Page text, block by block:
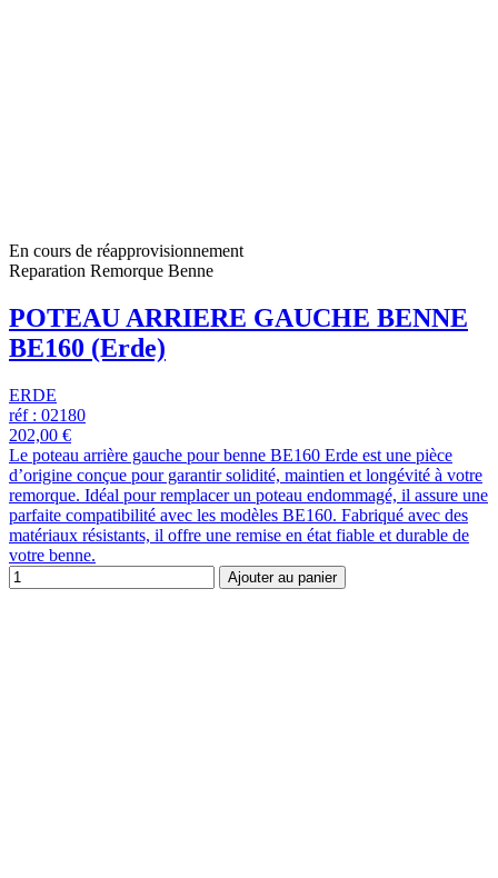
En cours de réapprovisionnement
Reparation Remorque Benne
POTEAU ARRIERE GAUCHE BENNE
BE160 (Erde)
ERDE
réf : 02180
202,00 €
Le poteau arrière gauche pour benne BE160 Erde est une pièce
d’origine conçue pour garantir solidité, maintien et longévité à votre
remorque. Idéal pour remplacer un poteau endommagé, il assure une
parfaite compatibilité avec les modèles BE160. Fabriqué avec des
matériaux résistants, il offre une remise en état fiable et durable de
votre benne.
Ajouter au panier